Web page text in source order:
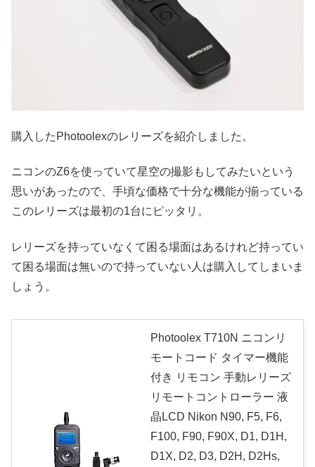
購入したPhotoolexのレリーズを紹介しました。
ニコンのZ6を使っていて星空の撮影もしてみたいという
思いがあったので、手頃な価格で十分な機能が揃っている
このレリーズは最初の1台にピッタリ。
レリーズを持っていなくて困る場面はあるけれど持ってい
て困る場面は無いので持っていない人は購入してしまいま
しょう。
Photoolex T710N ニコンリ
モートコード タイマー機能
付き リモコン 手動レリーズ
リモートコントローラー 液
晶LCD Nikon N90, F5, F6,
F100, F90, F90X, D1, D1H,
D1X, D2, D3, D2H, D2Hs,